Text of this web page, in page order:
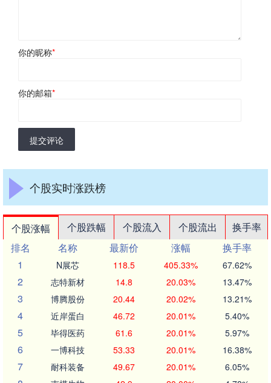
你的昵称*
你的邮箱*
提交评论
个股实时涨跌榜
个股涨幅 个股跌幅 个股流入 个股流出
换手率
排名
名称 最新价 涨幅
换手率
1
N展芯 118.5 405.33% 67.62%
2 志特新材 14.8 20.03% 13.47%
3 博腾股份 20.44 20.02% 13.21%
4 近岸蛋白 46.72 20.01% 5.40%
5 毕得医药 61.6 20.01% 5.97%
6 一博科技 53.33 20.01% 16.38%
7 耐科装备 49.67 20.01% 6.05%